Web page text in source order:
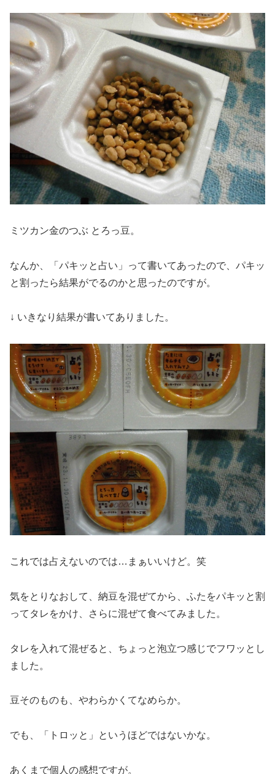
ミツカン金のつぶ とろっ豆。
なんか、「パキッと占い」って書いてあったので、パキッ
と割ったら結果がでるのかと思ったのですが。
↓ いきなり結果が書いてありました。
これでは占えないのでは…まぁいいけど。笑
気をとりなおして、納豆を混ぜてから、ふたをパキッと割
ってタレをかけ、さらに混ぜて食べてみました。
タレを入れて混ぜると、ちょっと泡立つ感じでフワッとし
ました。
豆そのものも、やわらかくてなめらか。
でも、「トロッと」というほどではないかな。
あくまで個人の感想ですが。